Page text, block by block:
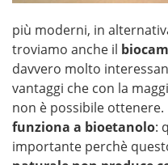
più moderni, in
troviamo anche il
davvero molto
vantaggi che con la
non è possibile
funziona a bioetanolo:
importante perchè